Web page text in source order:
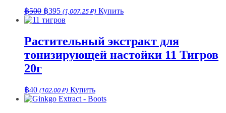
฿500 Первоначальная
цена
฿395Текущая
цена:
(1,007.25 ₽) Купить
Растительный экстракт для
тонизирующей настойки 11 Тигров
20г
฿40 (102.00 ₽) Купить